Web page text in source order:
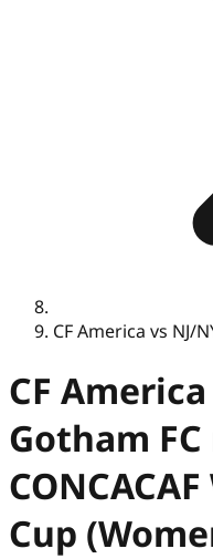
CF America vs NJ/
CF
Gotham
Cup